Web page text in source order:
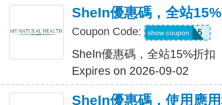
SheIn優惠碼，全站
Coupon Code: LOOMS15
show coupon
SheIn優惠碼，全站15%折扣
Expires on 2026-09-02
SheIn優惠碼，使用應